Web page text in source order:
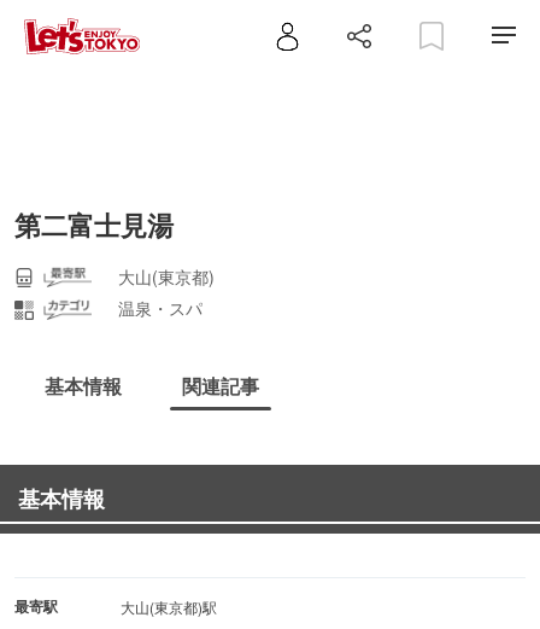
第二富士見湯
大山(東京都)
温泉・スパ
基本情報 関連記事
基本情報
最寄駅 大山(東京都)駅